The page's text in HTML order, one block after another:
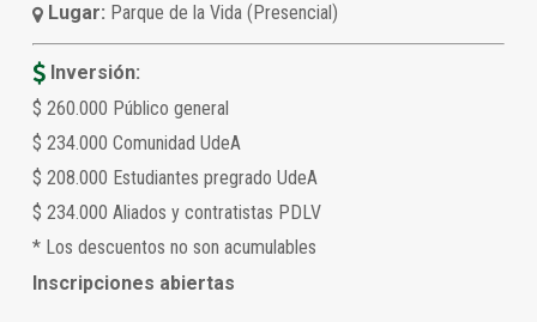
Lugar: Parque de la Vida (Presencial)
Inversión:
$ 260.000 Público general
$ 234.000 Comunidad UdeA
$ 208.000 Estudiantes pregrado UdeA
$ 234.000 Aliados y contratistas PDLV
* Los descuentos no son acumulables
Inscripciones abiertas